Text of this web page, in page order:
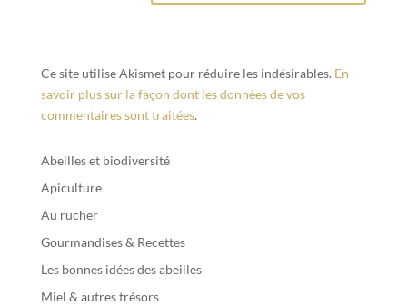
Ce site utilise Akismet pour réduire les indésirables. En
savoir plus sur la façon dont les données de vos
commentaires sont traitées.
Abeilles et biodiversité
Apiculture
Au rucher
Gourmandises & Recettes
Les bonnes idées des abeilles
Miel & autres trésors